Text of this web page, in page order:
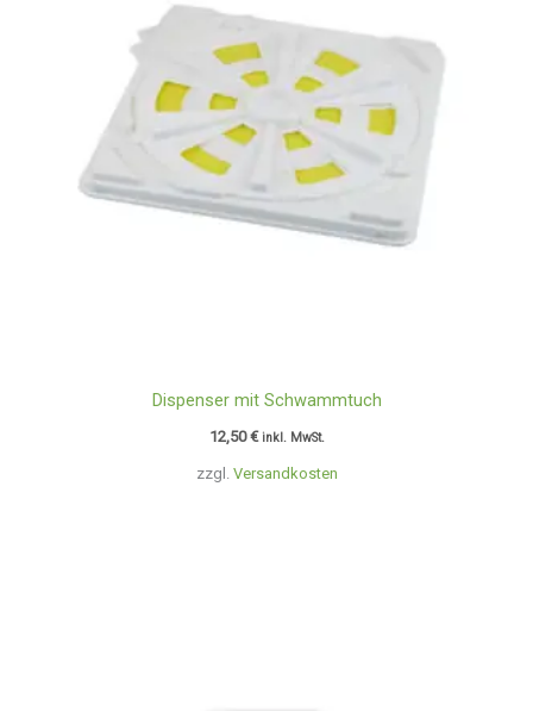
zzgl. Versandkosten
Dispenser mit Schwammtuch
12,50€ inkl. MwSt.